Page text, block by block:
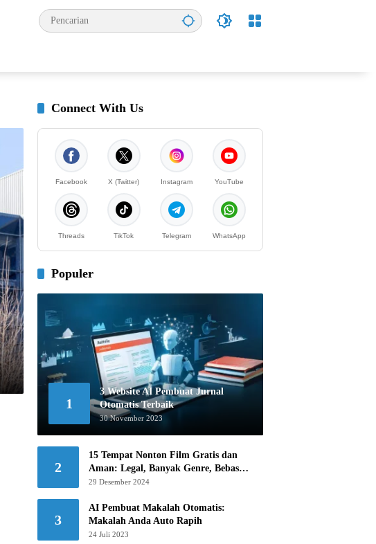
Connect With Us
Facebook X (Twitter) Instagram YouTube
Threads TikTok Telegram WhatsApp
Populer
1
3 Website AI Pembuat Jurnal
Otomatis Terbaik
30 November 2023
2
15 Tempat Nonton Film Gratis dan
Aman: Legal, Banyak Genre, Bebas
Khawatir!
29 Desember 2024
3
AI Pembuat Makalah Otomatis:
Makalah Anda Auto Rapih
24 Juli 2023